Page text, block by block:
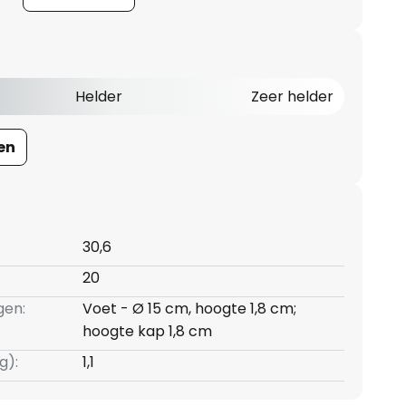
Helder Zeer helder
30,6
20
Voet - Ø 15 cm, hoogte 1,8 cm;
hoogte kap 1,8 cm
1,1